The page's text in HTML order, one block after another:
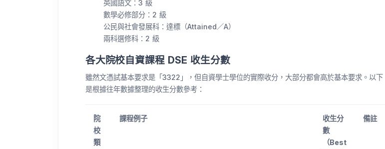
英國語文：3 級
數學必修部分：2 級
公民與社會發展科：達標（Attained／A）
兩科選修科：2 級
各大院校自資課程 DSE 收生分數
雖然文憑試基本要求是「3322」，但自資學士學位的實際收分，大部分都會高於基本要求。以下
是根據往年數據整理的收生分數參考：
院
校
類
課程例子
收生分
數
（Best
備註